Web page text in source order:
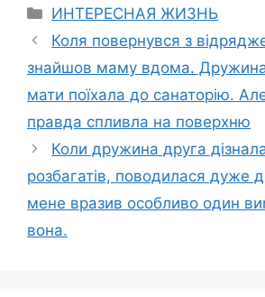
Categories
ИНТЕРЕСНАЯ ЖИЗНЬ
Коля повернувся з
знайшов маму вдома.
мати поїхала до санаторію.
правда спливла на поверхню
Коли дружина друга
розбагатів, поводилася дуже
мене вразив особливо один
вона.